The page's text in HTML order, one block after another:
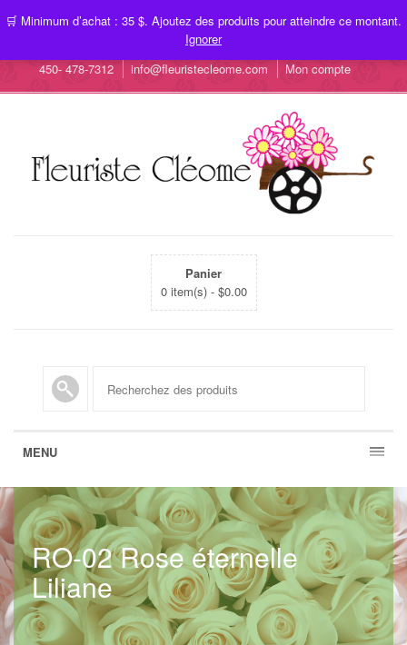
450- 478-7312 info@fleuristecleome.com Mon compte
Panier
0 item(s) - $0.00
MENU
RO-02 Rose éternelle
Liliane
🛒 Minimum d’achat : 35 $. Ajoutez des produits pour atteindre ce montant.
Ignorer